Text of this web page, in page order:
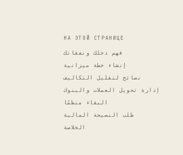
НА ЭТОЙ СТРАНИЦЕ
فهم دخلك ونفقاتك
إنشاء خطة ميزانية
نصائح لتقليل التكاليف
إدارة تحويل العملات والبنوك
البقاء منظمًا
طلب النصيحة المالية
الخلاصة